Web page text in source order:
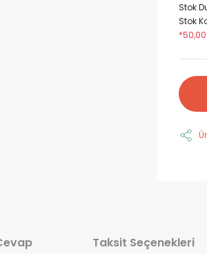
Stok
Stok
Taksit Seçenekleri